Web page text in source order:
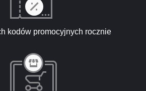
kodów promocyjnych rocznie